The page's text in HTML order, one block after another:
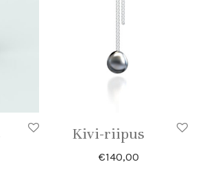
Kivi-riipus
€140,00